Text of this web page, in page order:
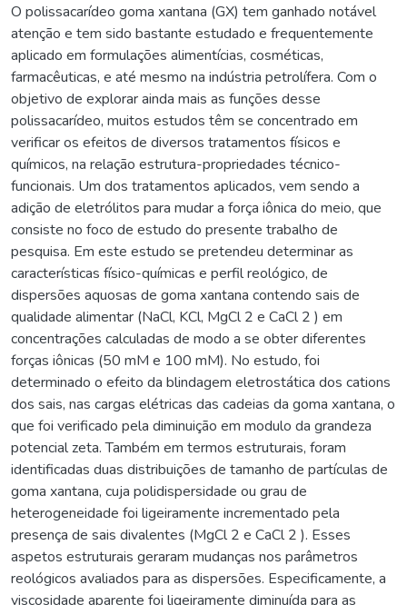
O polissacarídeo goma xantana (GX) tem ganhado notável
atenção e tem sido bastante estudado e frequentemente
aplicado em formulações alimentícias, cosméticas,
farmacêuticas, e até mesmo na indústria petrolífera. Com o
objetivo de explorar ainda mais as funções desse
polissacarídeo, muitos estudos têm se concentrado em
verificar os efeitos de diversos tratamentos físicos e
químicos, na relação estrutura-propriedades técnico-
funcionais. Um dos tratamentos aplicados, vem sendo a
adição de eletrólitos para mudar a força iônica do meio, que
consiste no foco de estudo do presente trabalho de
pesquisa. Em este estudo se pretendeu determinar as
características físico-químicas e perfil reológico, de
dispersões aquosas de goma xantana contendo sais de
qualidade alimentar (NaCl, KCl, MgCl 2 e CaCl 2 ) em
concentrações calculadas de modo a se obter diferentes
forças iônicas (50 mM e 100 mM). No estudo, foi
determinado o efeito da blindagem eletrostática dos cations
dos sais, nas cargas elétricas das cadeias da goma xantana, o
que foi verificado pela diminuição em modulo da grandeza
potencial zeta. Também em termos estruturais, foram
identificadas duas distribuições de tamanho de partículas de
goma xantana, cuja polidispersidade ou grau de
heterogeneidade foi ligeiramente incrementado pela
presença de sais divalentes (MgCl 2 e CaCl 2 ). Esses
aspetos estruturais geraram mudanças nos parâmetros
reológicos avaliados para as dispersões. Especificamente, a
viscosidade aparente foi ligeiramente diminuída para as